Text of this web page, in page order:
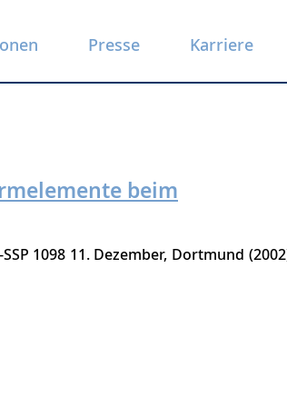
Presse Karriere
beim
1098 11. Dezember Dortmund 2002